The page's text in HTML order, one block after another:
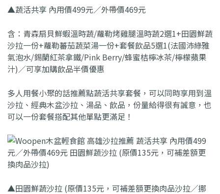
▲蔬活共享 內用價499元／外帶價469元
含：青森扇貝鮮蝦溫時蔬/蘿勒烤雞腿溫時蔬2選1+田園鮮蔬
沙拉一份+蘿勒蕃茄蔬菜湯一份+套餐飲品5選1(法國沛綠雅
氣泡水/錫蘭紅茶拿鐵/Pink Berry/蜂蜜桔檸冰茶/檸檬蘋果
汁)／可享加購飲品半價優惠
多人用餐小聚的話推薦點蔬活共享套餐，可以同時享用到溫
沙拉、經典木盆沙拉、湯品、飲品，份量給得很有誠意，也
可以一份套餐搭配其他單點更滿足！
▲田園鮮蔬沙拉 (原價135元，可補差額更換肉品沙拉／挪